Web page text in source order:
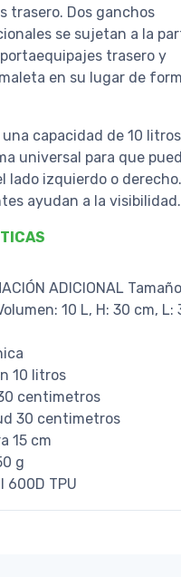
trasero. Dos ganchos
se sujetan a la
trasero y
en su lugar de
capacidad de 10
universal para que
lado izquierdo o
ayudan a la visibilidad.
ADICIONAL
10 L, H: 30 cm, L:
10 litros
centimetros
30 centimetros
15 cm
g
600D TPU